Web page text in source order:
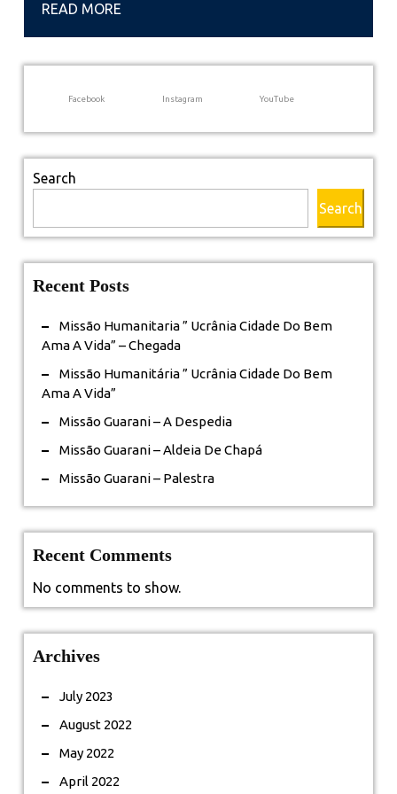
READ MORE
Facebook Instagram YouTube
Search
Search
Recent Posts
Missão Humanitaria ” Ucrânia Cidade Do Bem
Ama A Vida” – Chegada
Missão Humanitária ” Ucrânia Cidade Do Bem
Ama A Vida”
Missão Guarani – A Despedia
Missão Guarani – Aldeia De Chapá
Missão Guarani – Palestra
Recent Comments
No comments to show.
Archives
July 2023
August 2022
May 2022
April 2022